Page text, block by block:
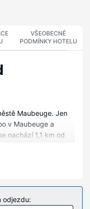
VŠEOBECNÉ
PODMÍNKY HOTELU
Maubeuge. Jen
v Maubeuge a
nachází 1,1 km od
doma. Bezplatné
vám zajistí spojení
odjezdu: